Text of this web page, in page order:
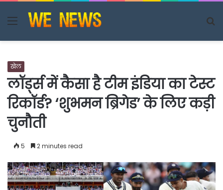
Menu
खेल
लॉर्ड्स में कैसा है टीम इंडिया का टेस्ट
रिकॉर्ड? ‘शुभमन ब्रिगेड’ के लिए कड़ी
चुनौती
5 2 minutes read